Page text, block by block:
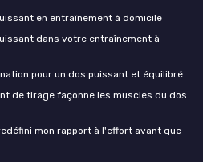
en entraînement à domicile
dans votre entraînement à
pour un dos puissant et équilibré
de tirage façonne les muscles du dos
mon rapport à l'effort avant que